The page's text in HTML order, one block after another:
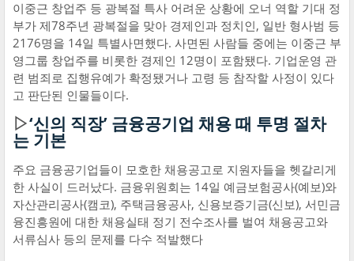
이중근 창업주 등 광복절 특사 어려운 상황에 오너 역할 기대 정
부가 제78주년 광복절을 맞아 경제인과 정치인, 일반 형사범 등
2176명을 14일 특별사면했다. 사면된 사람들 중에는 이중근 부
영그룹 창업주를 비롯한 경제인 12명이 포함됐다. 기업운영 관
련 범죄로 집행유예가 확정됐거나 고령 등 참작할 사정이 있다
고 판단된 인물들이다.
▷‘신의 직장’ 금융공기업 채용 때 투명 절차
는 기본
주요 금융공기업들이 모호한 채용공고로 지원자들을 헷갈리게
한 사실이 드러났다. 금융위원회는 14일 예금보험공사(예보)와
자산관리공사(캠코), 주택금융공사, 신용보증기금(신보), 서민금
융진흥원에 대한 채용실태 정기 전수조사를 벌여 채용공고와
서류심사 등의 문제를 다수 적발했다